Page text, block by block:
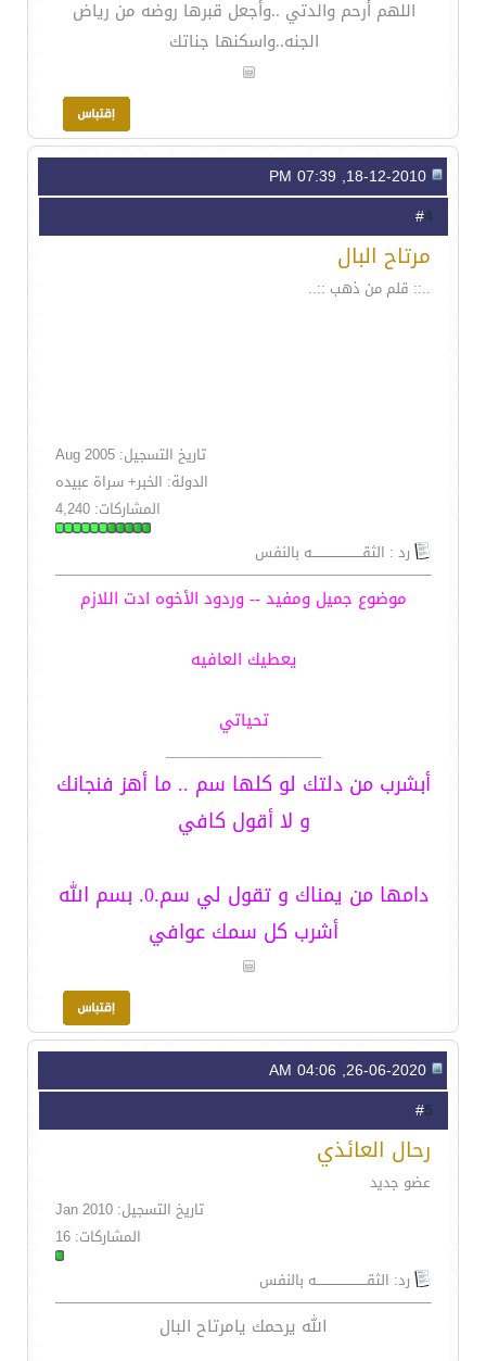
اللهم أرحم والدتي ..وأجعل قبرها روضه من رياض
الجنه..واسكنها جناتك
4
مرتاح البال
..:: قلم من ذهب ::..
تاريخ التسجيل: Aug 2005
الدولة: الخبر+ سراة عبيده
المشاركات: 4,240
رد : الثقـــــــــــــــــــــــه بالنفس
موضوع جميل ومفيد -- وردود الأخوه ادت اللازم
يعطيك العافيه
تحياتي
__________________
أبشرب من دلتك لو كلها سم .. ما أهز فنجانك
و لا أقول كافي
دامها من يمناك و تقول لي سم.0. بسم الله
أشرب كل سمك عوافي
5
رحال العائذي
عضو جديد
تاريخ التسجيل: Jan 2010
المشاركات: 16
رد: الثقـــــــــــــــــــــــه بالنفس
الله يرحمك يامرتاح البال